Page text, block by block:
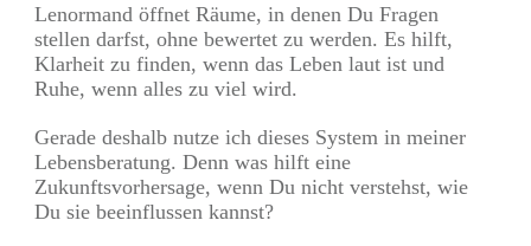
Lenormand öffnet Räume, in denen Du Fragen
stellen darfst, ohne bewertet zu werden. Es hilft,
Klarheit zu finden, wenn das Leben laut ist und
Ruhe, wenn alles zu viel wird.
Gerade deshalb nutze ich dieses System in meiner
Lebensberatung. Denn was hilft eine
Zukunftsvorhersage, wenn Du nicht verstehst, wie
Du sie beeinflussen kannst?